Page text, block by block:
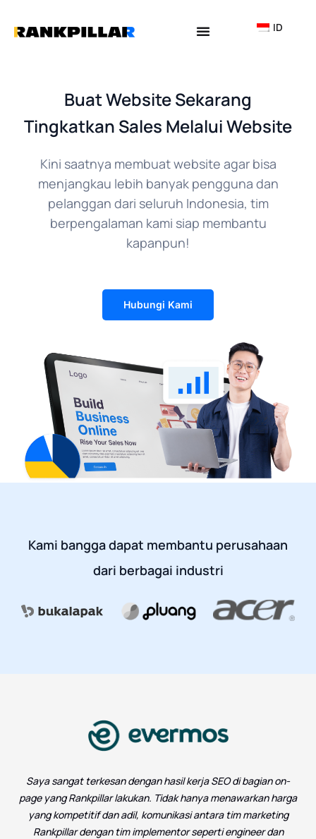
konten
ID
Buat Website Sekarang
Tingkatkan Sales Melalui Website
Kini saatnya membuat website agar bisa
menjangkau lebih banyak pengguna dan
pelanggan dari seluruh Indonesia, tim
berpengalaman kami siap membantu
kapanpun!
Hubungi Kami
Kami bangga dapat membantu perusahaan
dari berbagai industri
Saya sangat terkesan dengan hasil kerja SEO di bagian on-
page yang Rankpillar lakukan. Tidak hanya menawarkan harga
yang kompetitif dan adil, komunikasi antara tim marketing
Rankpillar dengan tim implementor seperti engineer dan